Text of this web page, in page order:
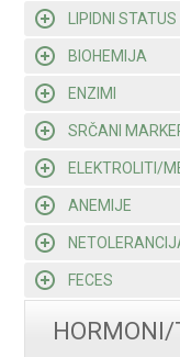
LIPIDNI STATUS
BIOHEMIJA
ENZIMI
SRČANI
ELEKTROLITI/
ANEMIJE
FECES
HORMONI/